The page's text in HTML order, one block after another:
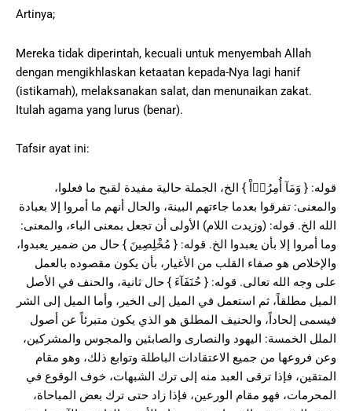
Artinya;
Mereka tidak diperintah, kecuali untuk menyembah Allah
dengan mengikhlaskan ketaatan kepada-Nya lagi hanif
(istikamah), melaksanakan salat, dan menunaikan zakat.
Itulah agama yang lurus (benar).
Tafsir ayat ini:
قوله: { وَمَآ أُمِرُوۤاْ } الخ، الجملة حالية مفيدة لقبح ما فعلوا،
والمعنى: تفرقوا بعدما جاءتهم البينة، والحال أنهم ما أمروا إلا بعبادة
الله الخ. قوله: (وزيدت اللام) الأولى أن تجعل بمعنى الباء، والمعنى:
وما أمروا إلا بأن يعبدوا الخ. قوله: { مُخْلِصِينَ } حال من ضمير يعبدوا،
والإخلاص هو صفاء القلب من الأغيار، بأن يكون مقصوده بالعمل
على وجه الله تعالى. قوله: { حُنَفَآءَ } حال ثانية، والحنف في الأصل
الميل مطلقاً، ثم استعمل في الميل إلى الخير، وأما الميل إلى الشر
فيسمى إلحاداً، والحنيف المطلق هو الذي يكون متبرئاً عن أصول
الملل الخمسة: اليهود والنصارى والصابئين والمجوس والمشركين،
وعن فروعها من جميع الاعتقادات الباطلة وتوابع ذلك، وهو مقام
المتقين، فإذا ترقى العبد منه إلى ترك الشبهات، خوف الوقوع في
المحرمات، فهو مقام الورعين، فإذا زاد حتى ترك بعض المباحاة،